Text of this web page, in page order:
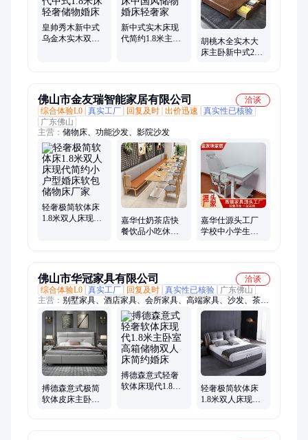
皇帅秀木新中式
乌金木实木双人
新中式实木床现
代简约1.8米主卧
胡桃木全实木大
床主卧新中式2米
佛山市金友瑞智能家居有限公司
洽谈
综合体验L0 真实工厂 回复及时 出价迅速
真实性已核验
广东佛山
主营： 储物床、功能沙发、影院沙发
轻奢极简软体床
1.8米双人床现代
嘉华仕奶茶店快
餐饮品小吃休息
嘉华仕源头工厂
学校中小学生午
佛山市华冠家具有限公司
洽谈
综合体验L0 真实工厂 回复及时 真实性已核验
广东佛山
主营： 别墅家具、酒店家具、会所家具、高端家具、沙发、茶
几、电视柜、休闲椅、餐桌椅、餐边柜、梳妆台、双人床、床头
柜、席梦思床垫、茶桌椅
搏德森意式极简
软体皮床主卧轻
搏德森意式轻奢
软体床现代1.8米
轻奢极简软体床
1.8米双人床现代